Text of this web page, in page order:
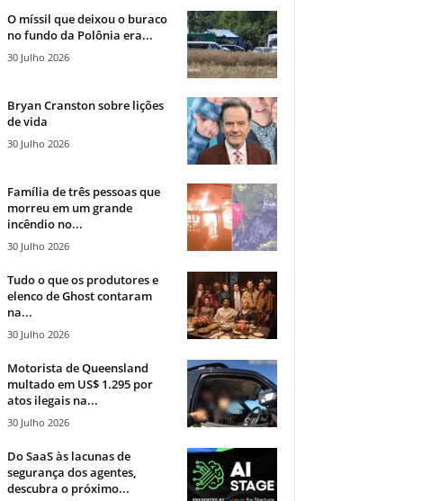
O míssil que deixou o buraco
no fundo da Polônia era...
30 Julho 2026
Bryan Cranston sobre lições
de vida
30 Julho 2026
Família de três pessoas que
morreu em um grande
incêndio no...
30 Julho 2026
Tudo o que os produtores e
elenco de Ghost contaram
na...
30 Julho 2026
Motorista de Queensland
multado em US$ 1.295 por
atos ilegais na...
30 Julho 2026
Do SaaS às lacunas de
segurança dos agentes,
descubra o próximo...